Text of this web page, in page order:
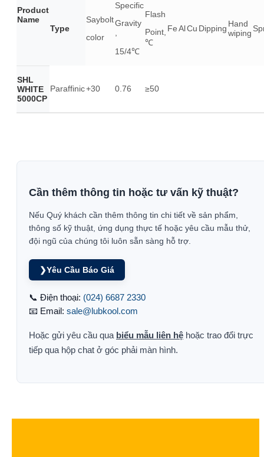
Product
Name
Type
Saybolt
color
Specific
Gravity
15/4℃
Flash
Point,
℃
FeAlCu Dipping Hand
wiping
SHL
WHITE
5000CP
Paraffinic+30 0.76 ≥50
Cần thêm thông tin hoặc tư vấn kỹ thuật?
Nếu Quý khách cần thêm thông tin chi tiết về sản phẩm,
thông số kỹ thuật, ứng dụng thực tế hoặc yêu cầu mẫu thử,
đội ngũ của chúng tôi luôn sẵn sàng hỗ trợ.
❯Yêu Cầu Báo Giá
📞 Điện thoại: (024) 6687 2330
📧 Email: sale@lubkool.com
Hoặc gửi yêu cầu qua biểu mẫu liên hệ hoặc trao đổi trực
tiếp qua hộp chat ở góc phải màn hình.